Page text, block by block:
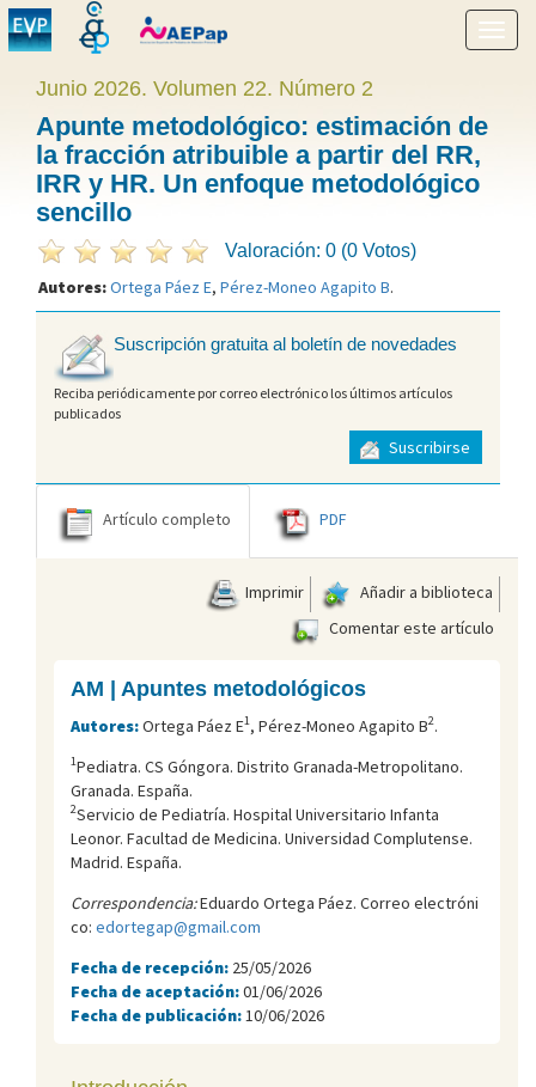
menú
Junio 2026. Volumen 22. Número 2
Apunte metodológico: estimación de
la fracción atribuible a partir del RR,
IRR y HR. Un enfoque metodológico
sencillo
Valoración: 0 (0 Votos)
Autores:Ortega Páez E, Pérez-Moneo Agapito B.
Suscripción gratuita al boletín de novedades
Reciba periódicamente por correo electrónico los últimos artículos
publicados
Suscribirse
Artículo completo PDF
Imprimir
Añadir a biblioteca
Comentar este artículo
AM | Apuntes metodológicos
Autores:Ortega Páez E1, Pérez-Moneo Agapito B2.
1Pediatra. CS Góngora. Distrito Granada-Metropolitano.
Granada. España.
2Servicio de Pediatría. Hospital Universitario Infanta
Leonor. Facultad de Medicina. Universidad Complutense.
Madrid. España.
Correspondencia:Eduardo Ortega Páez. Correo electróni
co: edortegap@gmail.com
Fecha de recepción: 25/05/2026
Fecha de aceptación:01/06/2026
Fecha de publicación: 10/06/2026